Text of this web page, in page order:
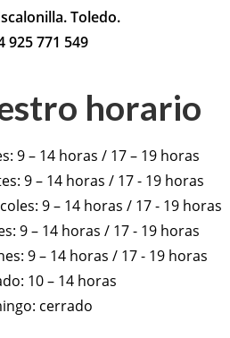
Toledo.
925 771 549
horario
9 – 14 horas / 17 – 19 horas
9 – 14 horas / 17 - 19 horas
9 – 14 horas / 17 - 19 horas
9 – 14 horas / 17 - 19 horas
9 – 14 horas / 17 - 19 horas
10 – 14 horas
cerrado